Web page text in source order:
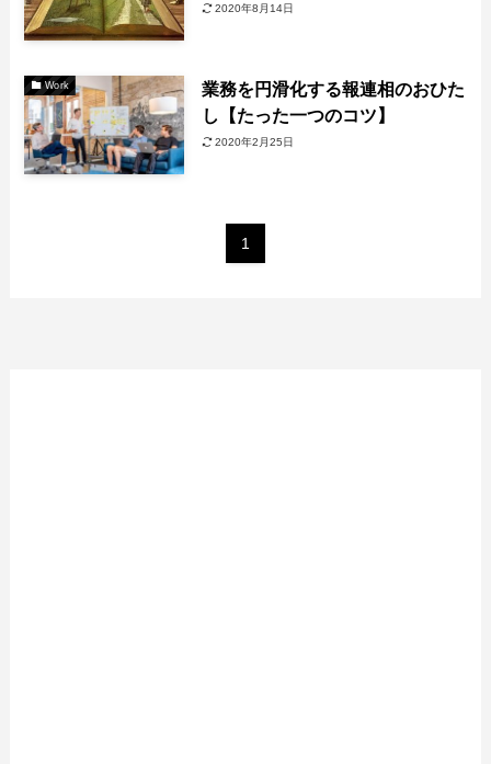
2020年8月14日
Work
業務を円滑化する報連相のおひた
し【たった一つのコツ】
2020年2月25日
1